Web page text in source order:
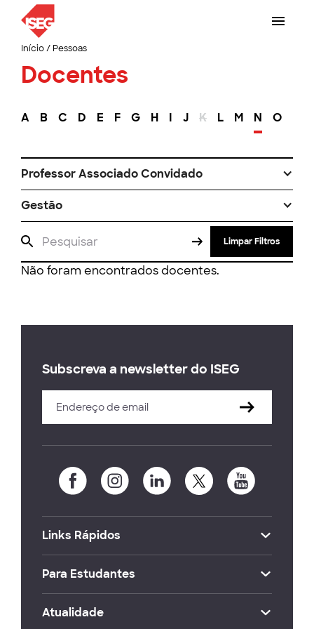
Início/ Pessoas
Docentes
A B C D E F G H I J K L M N O
Professor Associado Convidado
Gestão
Limpar Filtros
Não foram encontrados docentes.
Subscreva a newsletter do ISEG
Links Rápidos
Para Estudantes
Atualidade